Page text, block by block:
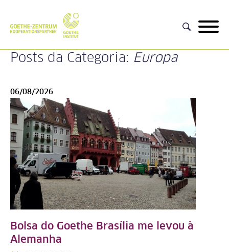
Posts da Categoria: Europa
06/08/2026
Bolsa do Goethe Brasília me levou à
Alemanha